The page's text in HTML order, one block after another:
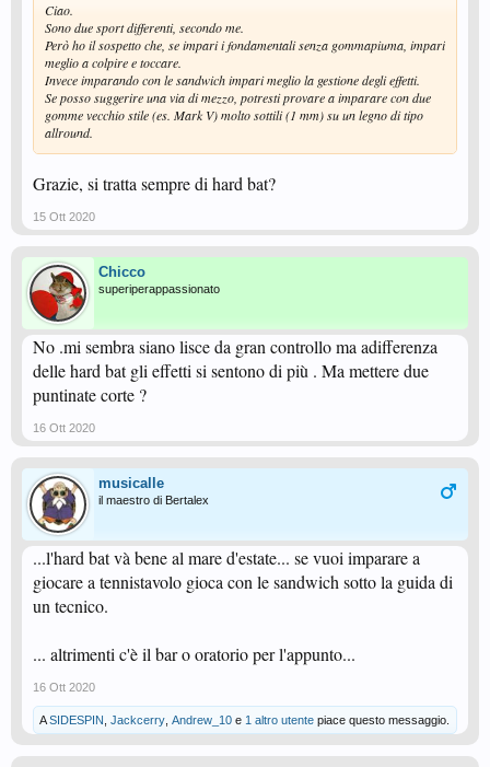
Ciao.
Sono due sport differenti, secondo me.
Però ho il sospetto che, se impari i fondamentali senza gommapiuma, impari
meglio a colpire e toccare.
Invece imparando con le sandwich impari meglio la gestione degli effetti.
Se posso suggerire una via di mezzo, potresti provare a imparare con due
gomme vecchio stile (es. Mark V) molto sottili (1 mm) su un legno di tipo
allround.
Grazie, si tratta sempre di hard bat?
15 Ott 2020
Chicco
superiperappassionato
No .mi sembra siano lisce da gran controllo ma adifferenza
delle hard bat gli effetti si sentono di più . Ma mettere due
puntinate corte ?
16 Ott 2020
musicalle
il maestro di Bertalex
...l'hard bat và bene al mare d'estate... se vuoi imparare a
giocare a tennistavolo gioca con le sandwich sotto la guida di
un tecnico.
... altrimenti c'è il bar o oratorio per l'appunto...
16 Ott 2020
ASIDESPIN Jackcerry Andrew_10 e 1 altro utente piace questo messaggio.